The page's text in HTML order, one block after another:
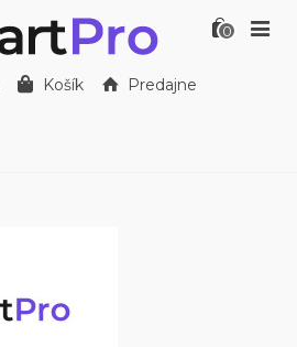
0
Košík Predajne